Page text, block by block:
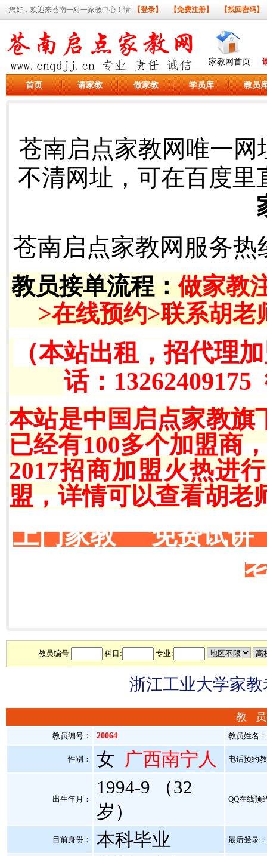
您好，欢迎来苍南一对一家教中心！请 【登录】 【免费注册】 【找回密码】
家教网首页
首页 请家教 做家教 学员库 教员
苍南启点家教网唯一网
不清网址，可在百度里
苍南启点家教网服务热
教员接单流程 ：做家教
>在线预约>联系胡老
（本站出租，招代理
话：
本站是中国启点家教旗
已经有100多个加盟商
2017招商加盟火热进
盟，详情可以查看胡老
上门家教 免费试讲
教员编号 科目: 专业:
浙江工业大学家
教
教员编号： 20064 教员姓名
性别： 女 广西南宁人 电话预约
出生年月：
1994-9 （32
岁）
QQ在线预
目前身份： 本科毕业 最后登录